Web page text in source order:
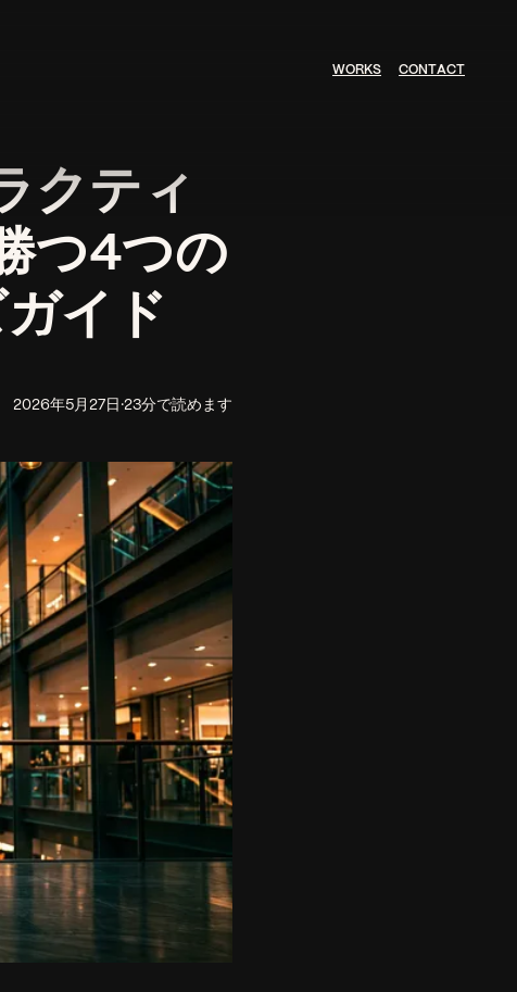
WORKS CONTACT
クティ
つ4つの
イド
2026年5月27日 ·23分で読めます